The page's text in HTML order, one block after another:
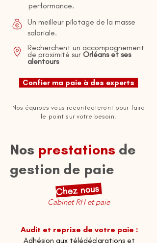
performance.
Un meilleur pilotage de la masse
salariale.
Recherchent un accompagnement
de proximité sur Orléans et ses
alentours
Confier ma paie à des experts
Nos équipes vous recontacteront pour faire
le point sur votre besoin.
Nos prestations de
gestion de paie
Chez nous
Cabinet RH et paie
Audit et reprise de votre paie :
Adhésion aux télédéclarations et